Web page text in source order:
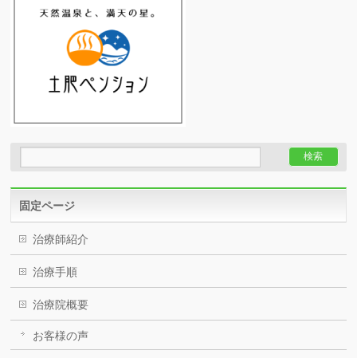
固定ページ
治療師紹介
治療手順
治療院概要
お客様の声